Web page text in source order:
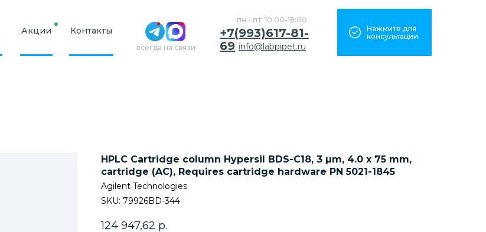
Нажмите для
консультации
пн - пт: 10:00-18:00
info@labpipet.ru
Контакты
всегда на связи
+7(993)617-81-
69
Акции
HPLC Cartridge column Hypersil BDS-C18, 3 µm, 4.0 x 75 mm,
cartridge (AC), Requires cartridge hardware PN 5021-1845
Agilent Technologies
SKU: 79926BD-344
124 947,62 р.